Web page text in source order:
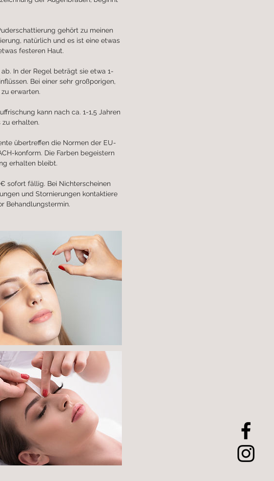
gehört zu meinen
natürlich und es ist eine etwas
festeren Haut.
In der Regel beträgt sie etwa 1-
Bei einer sehr großporigen,
erwarten.
kann nach ca. 1-1,5 Jahren
erhalten.
übertreffen die Normen der EU-
konform. Die Farben begeistern
erhalten bleibt.
sofort fällig. Bei Nichterscheinen
und Stornierungen kontaktiere
Behandlungstermin.